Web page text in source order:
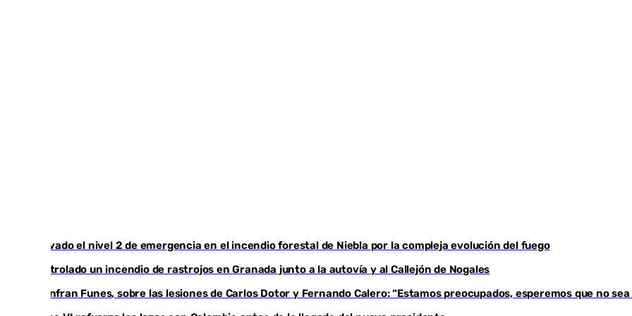
Activado el nivel 2 de emergencia en el incendio forestal de Niebla por la compleja evolución del fuego
Controlado un incendio de rastrojos en Granada junto a la autovía y al Callejón de Nogales
Juanfran Funes, sobre las lesiones de Carlos Dotor y Fernando Calero: “Estamos preocupados, esperemos que no sea